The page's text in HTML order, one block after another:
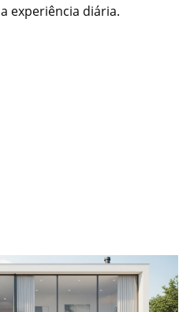
experiência diária.